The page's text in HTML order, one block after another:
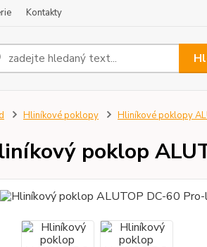
Kontakty
Hliníkové poklopy Hliníkové poklopy
poklop